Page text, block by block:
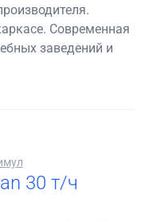
Современная
заведений и
30 т/ч